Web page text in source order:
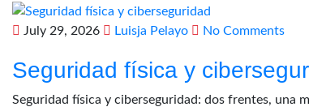
July 29, 2026 Luisja Pelayo No Comments
Seguridad física y
Seguridad física y ciberseguridad: dos frentes, una